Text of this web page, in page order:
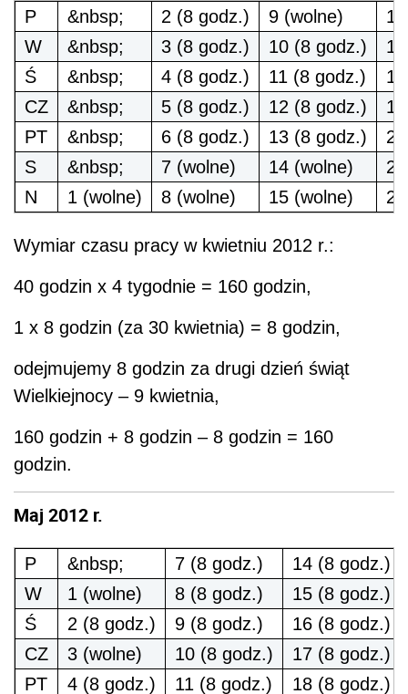
P &nbsp; 2 (8 godz.) 9 (wolne)
W
&nbsp; 3 (8 godz.) 10 (8 godz.)
Ś
&nbsp; 4 (8 godz.) 11 (8 godz.)
CZ
&nbsp; 5 (8 godz.) 12 (8 godz.)
PT
&nbsp; 6 (8 godz.) 13 (8 godz.)
S
&nbsp; 7 (wolne) 14 (wolne)
N
1 (wolne) 8 (wolne) 15 (wolne)
Wymiar czasu pracy w kwietniu 2012 r.:
40 godzin x 4 tygodnie = 160 godzin,
1 x 8 godzin (za 30 kwietnia) = 8 godzin,
odejmujemy 8 godzin za drugi dzień świąt
Wielkiejnocy – 9 kwietnia,
160 godzin + 8 godzin – 8 godzin = 160
godzin.
Maj 2012 r.
P &nbsp; 7 (8 godz.)
14 (8 godz.)
W
1 (wolne) 8 (8 godz.)
15 (8 godz.)
Ś
2 (8 godz.) 9 (8 godz.)
16 (8 godz.)
CZ
3 (wolne) 10 (8 godz.)
17 (8 godz.)
PT
4 (8 godz.) 11 (8 godz.)
18 (8 godz.)